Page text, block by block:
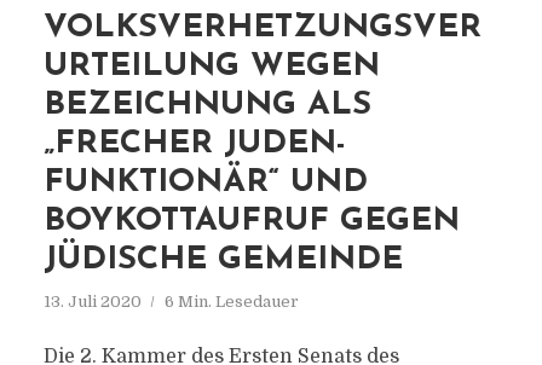
OLKSVERHETZUNGSVERU
RTEILUNG WEGEN B
EZEICHNUNG ALS „
FRECHER JUDEN-F
UNKTIONÄR“ UND B
OYKOTTAUFRUF GEGEN J
ÜDISCHE GEMEINDE
13. Juli 2020 6 Min. Lesedauer
Die 2. Kammer des Ersten Senats des